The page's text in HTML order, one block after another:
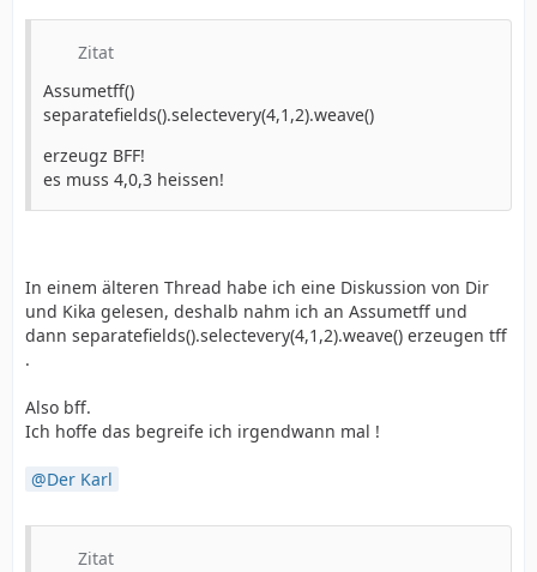
Zitat
Assumetff()
separatefields().selectevery(4,1,2).weave()
erzeugz BFF!
es muss 4,0,3 heissen!
In einem älteren Thread habe ich eine Diskussion von Dir
und Kika gelesen, deshalb nahm ich an Assumetff und
dann separatefields().selectevery(4,1,2).weave() erzeugen tff
.
Also bff.
Ich hoffe das begreife ich irgendwann mal !
Der Karl
Zitat